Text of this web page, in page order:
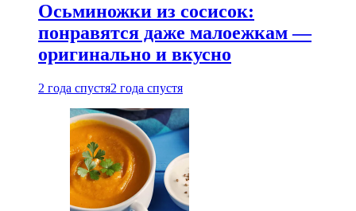
Осьминожки из сосисок:
понравятся даже малоежкам —
оригинально и вкусно
2 года спустя2 года спустя